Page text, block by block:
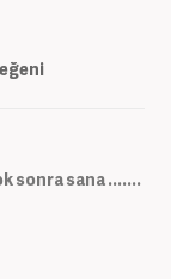
sonra sana .......